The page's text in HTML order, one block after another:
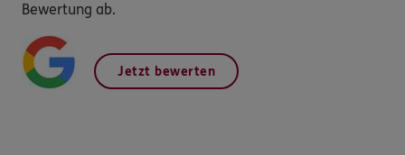
Bewertung ab.
Jetzt bewerten